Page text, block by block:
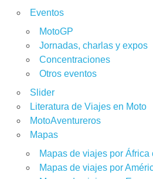
Eventos
MotoGP
Jornadas, charlas y expos
Concentraciones
Otros eventos
Slider
Literatura de Viajes en Moto
MotoAventureros
Mapas
Mapas de viajes por África
Mapas de viajes por